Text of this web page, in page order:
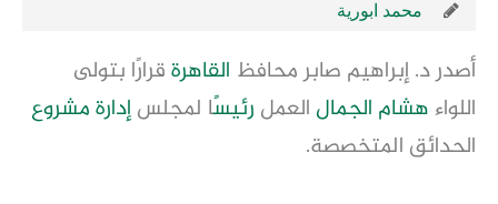
محمد ابورية
أصدر د. إبراهيم صابر محافظ القاهرةقرارًا بتولى
اللواءهشام الجمال العمل رئيسًا لمجلسإدارةمشروع
الحدائق المتخصصة.